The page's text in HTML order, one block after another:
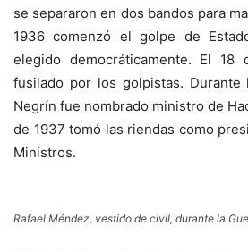
se separaron en dos bandos para
1936 comenzó el golpe de
elegido democráticamente. El 18
fusilado por los golpistas.
Negrín fue nombrado ministro de
de 1937 tomó las riendas como
Ministros.
Rafael Méndez, vestido de civil, durante la